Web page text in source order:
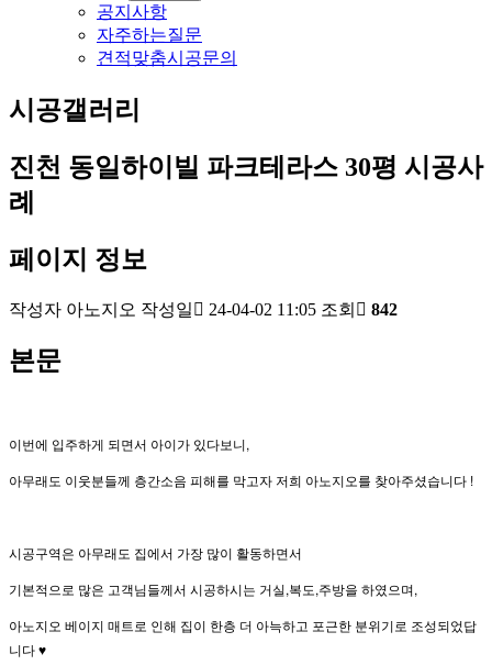
공지사항
자주하는질문
견적맞춤시공문의
시공갤러리
진천 동일하이빌 파크테라스 30평 시공사
례
페이지 정보
작성자 아노지오 작성일 24-04-02 11:05 조회 842
본문
이번에 입주하게 되면서 아이가 있다보니,
아무래도 이웃분들께 층간소음 피해를 막고자 저희 아노지오를 찾아주셨습니다 !
시공구역은 아무래도 집에서 가장 많이 활동하면서
기본적으로 많은 고객님들께서 시공하시는 거실,복도,주방을 하였으며,
아노지오 베이지 매트로 인해 집이 한층 더 아늑하고 포근한 분위기로 조성되었답
니다 ♥